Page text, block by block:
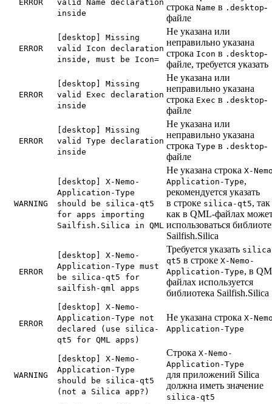
ERROR
valid Name declaration
inside
строка Name в .desktop-
файле
ERROR
[desktop] Missing
valid Icon declaration
inside, must be Icon=
Не указана или
неправильно указана
строка Icon в .desktop-
файле, требуется указать
ERROR
[desktop] Missing
valid Exec declaration
inside
Не указана или
неправильно указана
строка Exec в .desktop-
файле
ERROR
[desktop] Missing
valid Type declaration
inside
Не указана или
неправильно указана
строка Type в .desktop-
файле
WARNING
[desktop] X-Nemo-
Application-Type
should be silica-qt5
for apps importing
Sailfish.Silica in QML
Не указана строка X-
Application-Type,
рекомендуется указать
в строке silica-qt5, так
как в QML-файлах
использоваться
Sailfish.Silica
ERROR
[desktop] X-Nemo-
Application-Type must
be silica-qt5 for
sailfish-qml apps
Требуется указать
qt5 в строке X-Nemo-
Application-Type, в
файлах используется
библиотека Sailfish.Silica
ERROR
[desktop] X-Nemo-
Application-Type not
declared (use silica-
qt5 for QML apps)
Не указана строка X-
Application-Type
WARNING
[desktop] X-Nemo-
Application-Type
should be silica-qt5
(not a Silica app?)
Строка X-Nemo-
Application-Type
для приложений Silica
должна иметь значение
silica-qt5